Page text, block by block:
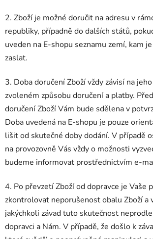
2. Zboží je možné doručit na adresu v
republiky, případně do dalších států,
uveden na E-shopu seznamu zemí, kam
zaslat.
3. Doba doručení Zboží vždy závisí na
zvoleném způsobu doručení a platby.
doručení Zboží Vám bude sdělena v
Doba uvedená na E-shopu je pouze
lišit od skutečné doby dodání. V případě
na provozovně Vás vždy o možnosti
budeme informovat prostřednictvím e-
4. Po převzetí Zboží od dopravce je Vaše
zkontrolovat neporušenost obalu Zboží a
jakýchkoli závad tuto skutečnost
dopravci a Nám. V případě, že došlo k